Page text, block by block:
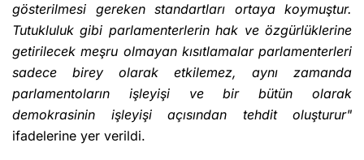
gösterilmesi gereken standartları ortaya koymuştur.
Tutukluluk gibi parlamenterlerin hak ve özgürlüklerine
getirilecek meşru olmayan kısıtlamalar parlamenterleri
sadece birey olarak etkilemez, aynı zamanda
parlamentoların işleyişi ve bir bütün olarak
demokrasinin işleyişi açısından tehdit oluşturur"
ifadelerine yer verildi.